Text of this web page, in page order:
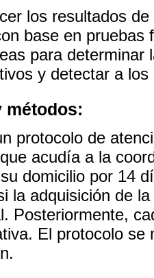
los resultados
base en
para determinar
y detectar a
métodos:
protocolo de
acudía a la
domicilio por 14
la adquisición de
Posteriormente,
El protocolo se